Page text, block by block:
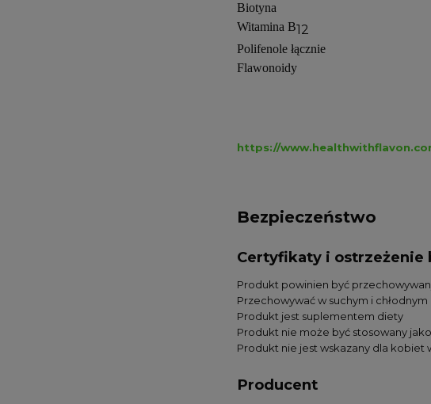
Biotyna
Witamina B12
Polifenole łącznie
Flawonoidy
https://
Bezpieczeństwo
Certyfikaty i ostrzeżenie
Produkt powinien być
Przechowywać w suchym i
Produkt jest suplementem diety
Produkt nie może być stosowany
Produkt nie jest wskazany dla kobiet
Producent